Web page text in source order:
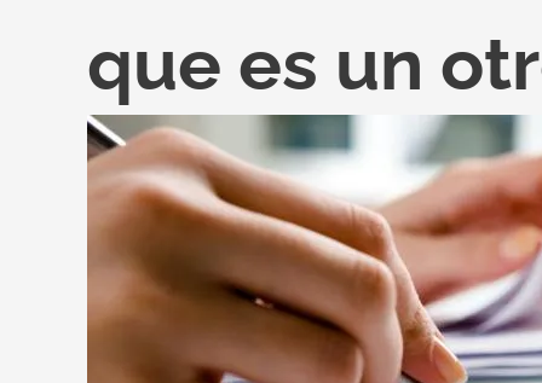
que es un
QUÉ
ES
OTRO
SÍ